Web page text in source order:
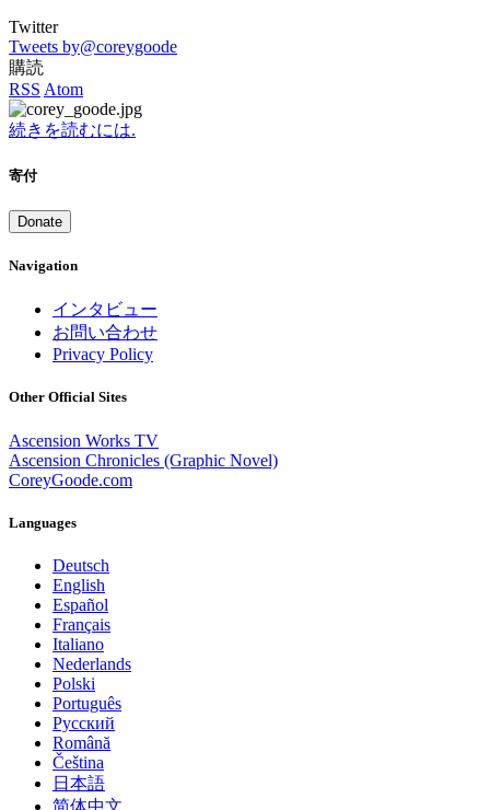
Twitter
Tweets by@coreygoode
購読
RSS Atom
続きを読むには.
寄付
Donate
Navigation
インタビュー
お問い合わせ
Privacy Policy
Other Official Sites
Ascension Works TV
Ascension Chronicles (Graphic Novel)
CoreyGoode.com
Languages
Deutsch
English
Español
Français
Italiano
Nederlands
Polski
Português
Pусский
Română
Čeština
日本語
简体中文